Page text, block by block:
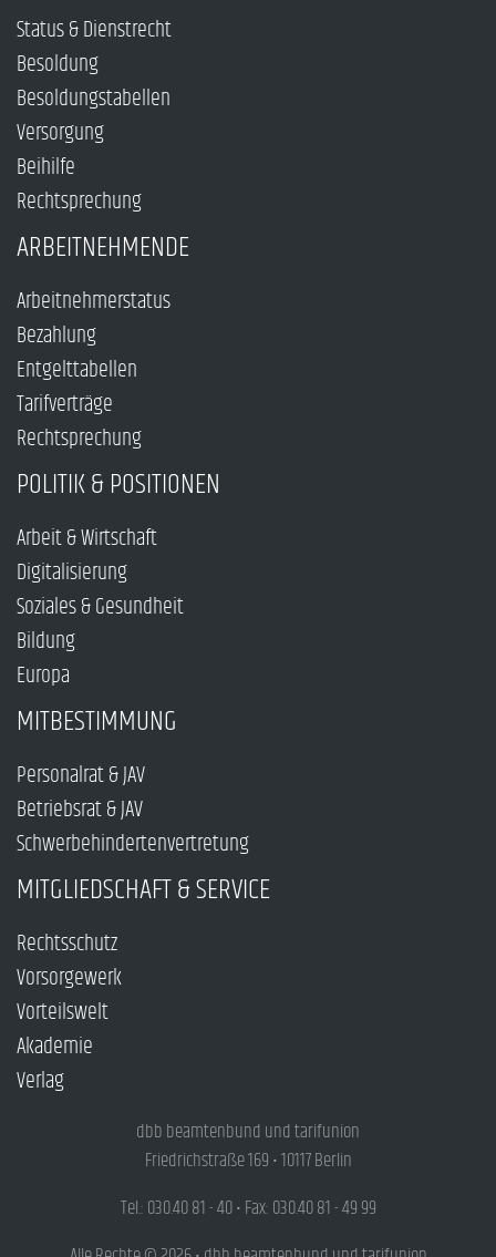
Status & Dienstrecht
Besoldung
Besoldungstabellen
Versorgung
Beihilfe
Rechtsprechung
ARBEITNEHMENDE
Arbeitnehmerstatus
Bezahlung
Entgelttabellen
Tarifverträge
Rechtsprechung
POLITIK & POSITIONEN
Arbeit & Wirtschaft
Digitalisierung
Soziales & Gesundheit
Bildung
Europa
MITBESTIMMUNG
Personalrat & JAV
Betriebsrat & JAV
Schwerbehindertenvertretung
MITGLIEDSCHAFT & SERVICE
Rechtsschutz
Vorsorgewerk
Vorteilswelt
Akademie
Verlag
dbb beamtenbund und tarifunion
Friedrichstraße 169 • 10117 Berlin
Tel.: 030.40 81 - 40 • Fax: 030.40 81 - 49 99